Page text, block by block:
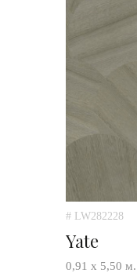
# LW282228
Yate
0,91 х 5,50 м.